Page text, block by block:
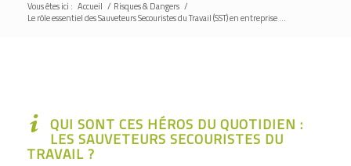
Vous êtes ici : Accueil / Risques & Dangers /
Le rôle essentiel des Sauveteurs Secouristes du Travail (SST) en entreprise ...
QUI SONT CES HÉROS DU QUOTIDIEN :
LES SAUVETEURS SECOURISTES DU
TRAVAIL ?